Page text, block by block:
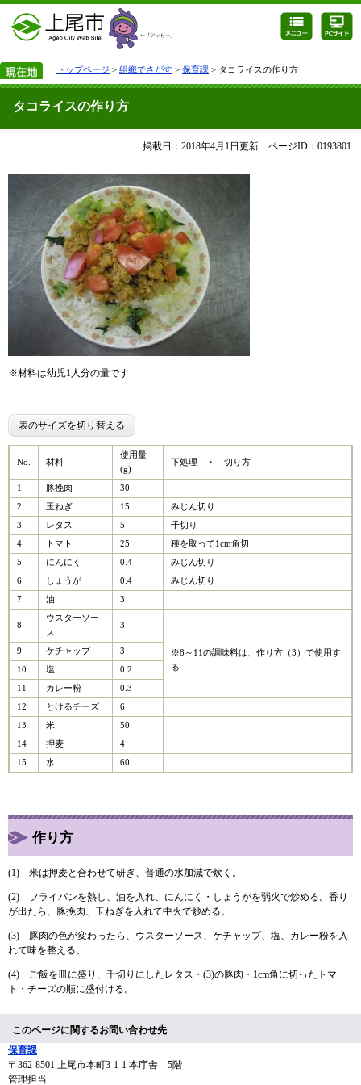
トップページ > 組織でさがす > 保育課 > タコライスの作り方
タコライスの作り方
掲載日：2018年4月1日更新 ページID：0193801
※材料は幼児1人分の量です
表のサイズを切り替える
No. 材料
使用量
(g)
下処理 ・ 切り方
1 豚挽肉 30
2 玉ねぎ 15 みじん切り
3 レタス 5 千切り
4 トマト 25 種を取って1cm角切
5 にんにく 0.4 みじん切り
6 しょうが 0.4 みじん切り
7 油 3
8
ウスターソー
ス
3
※8～11の調味料は、作り方（3）で使用す
る
9 ケチャップ 3
10 塩 0.2
11 カレー粉 0.3
12 とけるチーズ 6
13 米 50
14 押麦 4
15 水 60
作り方
(1) 米は押麦と合わせて研ぎ、普通の水加減で炊く。
(2) フライパンを熱し、油を入れ、にんにく・しょうがを弱火で炒める。香り
が出たら、豚挽肉、玉ねぎを入れて中火で炒める。
(3) 豚肉の色が変わったら、ウスターソース、ケチャップ、塩、カレー粉を入
れて味を整える。
(4) ご飯を皿に盛り、千切りにしたレタス・(3)の豚肉・1cm角に切ったトマ
ト・チーズの順に盛付ける。
このページに関するお問い合わせ先
保育課
〒362-8501
上尾市本町3-1-1 本庁舎 5階
管理担当